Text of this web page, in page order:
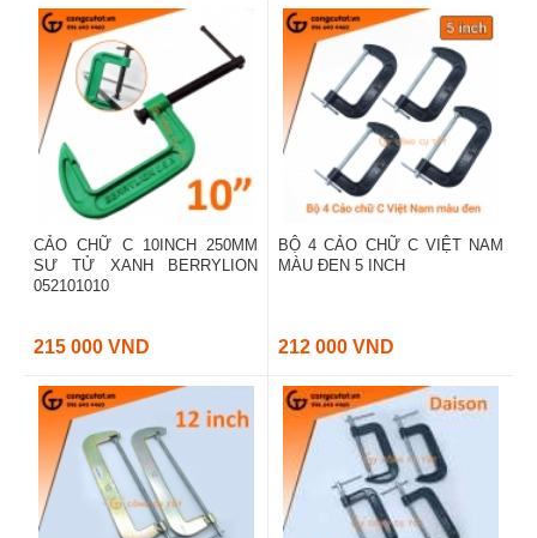
CẢO CHỮ C 10INCH 250MM
SƯ TỬ XANH BERRYLION
052101010
215 000 VND
BỘ 4 CẢO CHỮ C VIỆT NAM
MÀU ĐEN 5 INCH
212 000 VND